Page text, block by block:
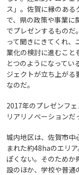
ス」。佐賀に縁のあ
で、県の政策や事業に
でプレゼンするもの
って聞きにきてくれ
業化の検討に進むこと
とつのようになってい
ジェクトが立ち上がる
なのだ。
2017年のプレゼンフ
リアリノベーションだ
城内地区は、佐賀市中
まれた約48haのエリ
ぽくない。そのため
設のほか、学校や普通